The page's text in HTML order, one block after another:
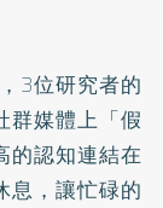
3位研究者的
群媒體上「假
的認知連結在
息，讓忙碌的